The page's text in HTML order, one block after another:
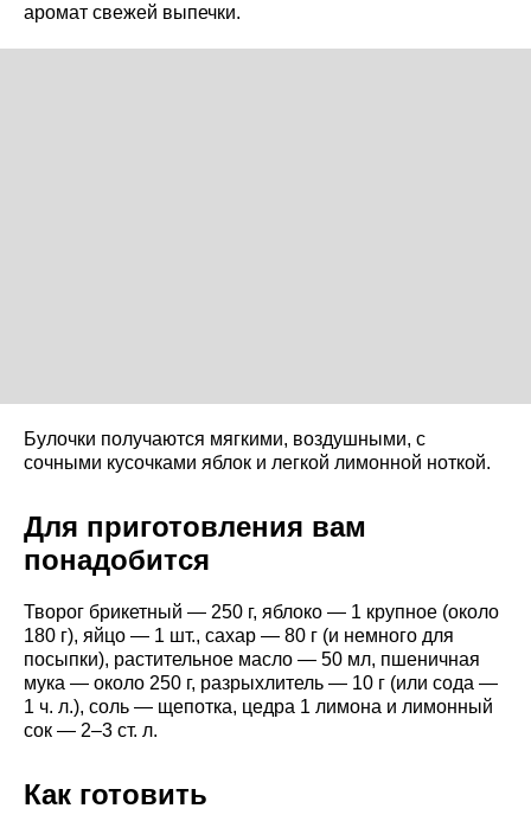
аромат свежей выпечки.
Булочки получаются мягкими, воздушными, с
сочными кусочками яблок и легкой лимонной ноткой.
Для приготовления вам
понадобится
Творог брикетный — 250 г, яблоко — 1 крупное (около
180 г), яйцо — 1 шт., сахар — 80 г (и немного для
посыпки), растительное масло — 50 мл, пшеничная
мука — около 250 г, разрыхлитель — 10 г (или сода —
1 ч. л.), соль — щепотка, цедра 1 лимона и лимонный
сок — 2–3 ст. л.
Как готовить